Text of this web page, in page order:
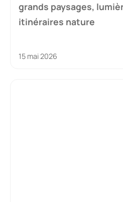
grands paysages,
itinéraires nature
15 mai 2026